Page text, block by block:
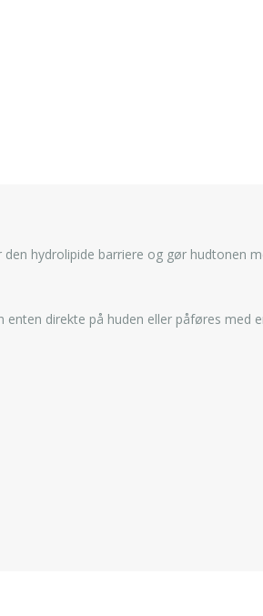
hydrolipide barriere og gør hudtonen
enten direkte på huden eller påføres med